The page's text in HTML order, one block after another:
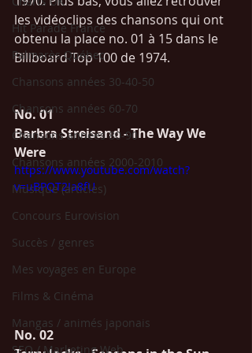
Hit Parade France
Palmarès Québec
Chansons années 30-40-50
Chansons années 60-70
Chansons années 80-90
Chansons années 2000-2010
Musique (articles)
Concours Eurovision
Succès / genres
Mes voyages en Europe
Films & Cinéma
Mangas / animés japonais
SEO / Marketing Web
les vidéoclips des chansons qui ont
obtenu la place no. 01 à 15 dans le
Billboard Top 100 de 1974.
No. 01
Barbra Streisand - The Way We
Were
https://www.youtube.com/watch?
v=uBPQT2Ia8fU
No. 02